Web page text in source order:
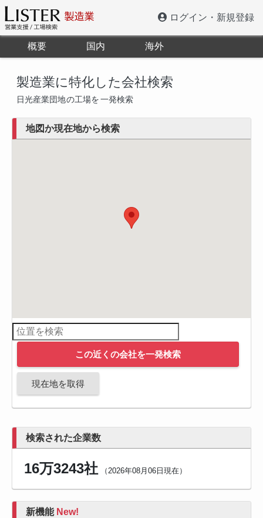
ログイン・新規登録
概要 国内 海外
製造業に特化した会社検索
日光産業団地の工場を一発検索
地図か現在地から検索
この近くの会社を一発検索
現在地を取得
検索された企業数
16万3243社（2026年08月06日現在）
新機能 New!